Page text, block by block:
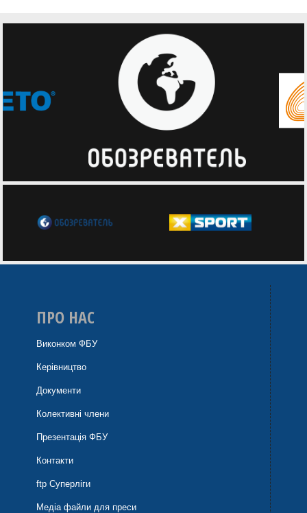
ПРО НАС
Виконком ФБУ
Керівництво
Документи
Колективні члени
Презентація ФБУ
Контакти
ftp Суперліги
Медіа файли для преси